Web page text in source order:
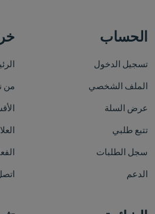
الحساب
تسجيل الدخول
الملف الشخصي
عرض السلة
تتبع طلبي
سجل الطلبات
الدعم
من